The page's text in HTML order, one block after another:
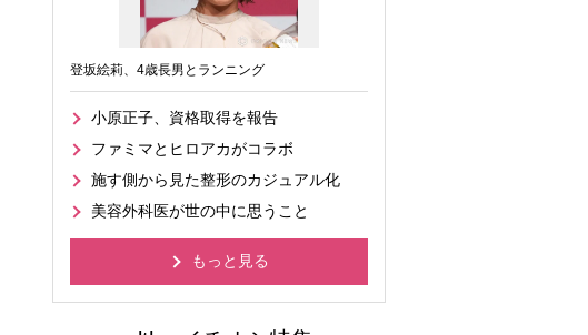
登坂絵莉、4歳長男とランニング
小原正子、資格取得を報告
ファミマとヒロアカがコラボ
施す側から見た整形のカジュアル化
美容外科医が世の中に思うこと
もっと見る